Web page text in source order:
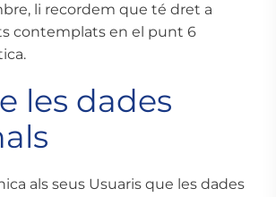
li recordem que té dret a
contemplats en el punt 6
les dades
als seus Usuaris que les dades